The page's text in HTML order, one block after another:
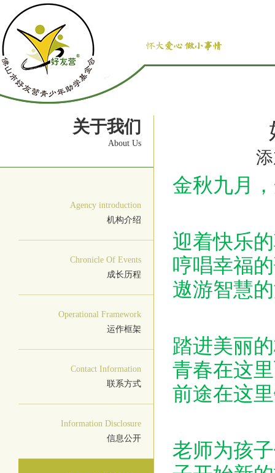
关于我们
About Us
Agency introduction
机构介绍
Chronicle Of Events
成长历程
Operational Framework
运作框架
Contact Information
联系方式
Information Disclosure
信息公开
金秋九月
迎着快乐
哼唱幸福
遨游智慧
踏进美丽
青春在这
前途在这
老师为孩